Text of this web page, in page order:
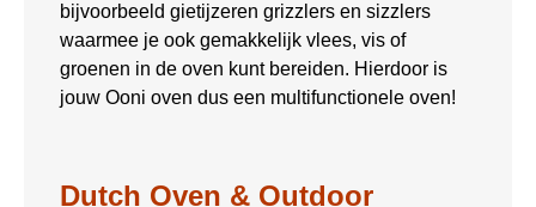
bijvoorbeeld gietijzeren grizzlers en sizzlers
waarmee je ook gemakkelijk vlees, vis of
groenen in de oven kunt bereiden. Hierdoor is
jouw Ooni oven dus een multifunctionele oven!
Dutch Oven & Outdoor